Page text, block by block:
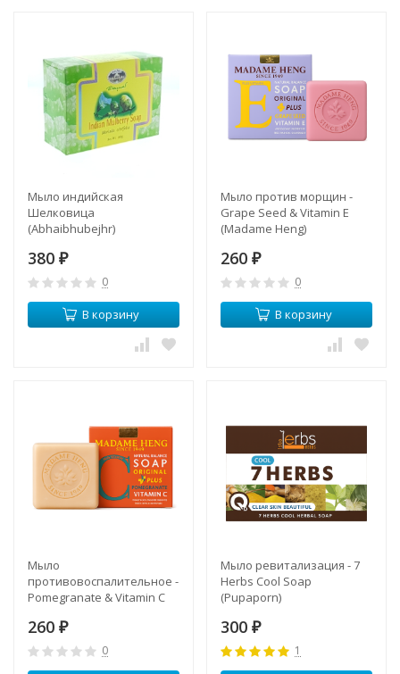
Мыло индийская
Шелковица
(Abhaibhubejhr)
380 ₽
0
В корзину
Мыло против морщин -
Grape Seed & Vitamin E
(Madame Heng)
260 ₽
0
В корзину
Мыло
противовоспалительное -
Pomegranate & Vitamin С
260 ₽
0
Мыло ревитализация - 7
Herbs Cool Soap
(Pupaporn)
300 ₽
1